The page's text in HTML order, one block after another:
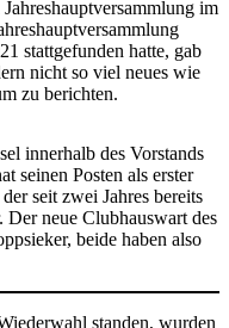
im
stattgefunden hatte, gab
nicht so viel neues wie
zu berichten.
innerhalb des Vorstands
seinen Posten als erster
seit zwei Jahres bereits
neue Clubhauswart des
beide haben also
standen, wurden